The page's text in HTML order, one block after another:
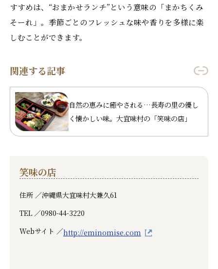
すすめは、“おまかせランチ”という意味の「まかちくみ
そーれ」。季節ごとのフレッシュな味や香りを多様に楽
しむことができます。
関連する記事
自然の恵みに癒やされる…長寿の里の優し
く懐かしい味。大宜味村の「笑味の店」
笑味の店
住所 ／沖縄県大宜味村大兼久61
TEL ／0980-44-3220
Webサイト ／http://eminomise.com